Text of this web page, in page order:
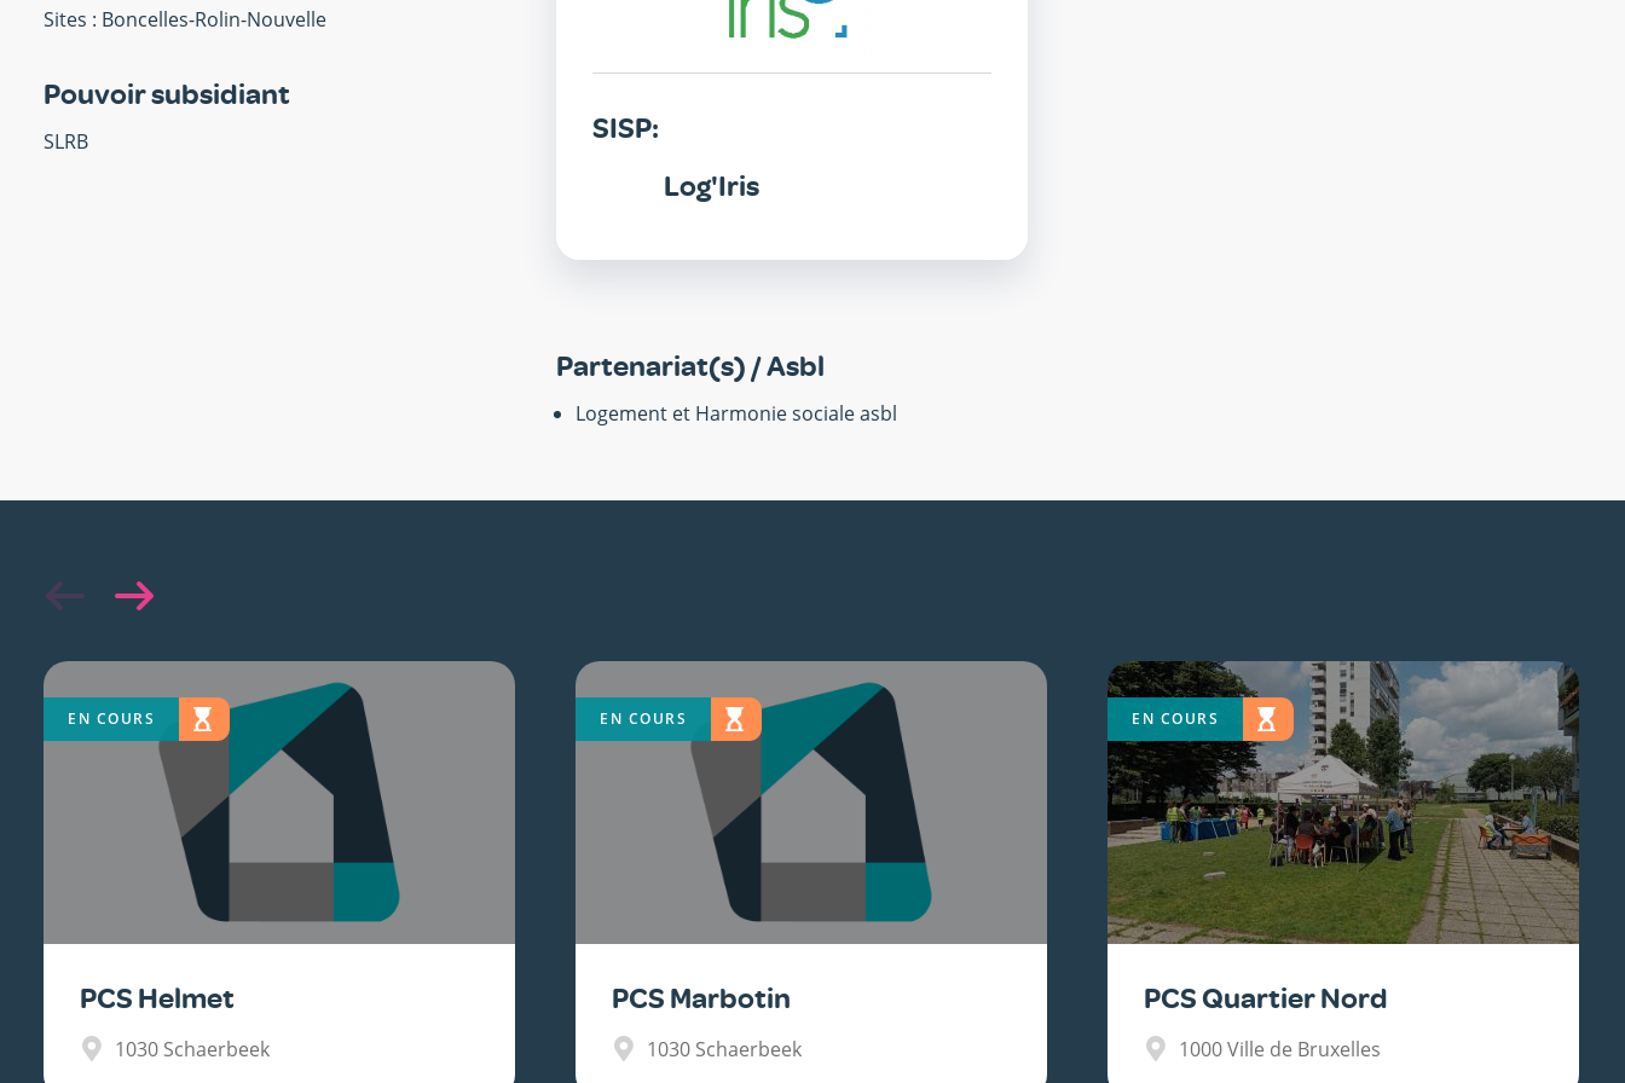
Sites : Boncelles-Rolin-Nouvelle
Pouvoir subsidiant
SLRB
SISP:
Log'Iris
Partenariat(s) / Asbl
Logement et Harmonie sociale asbl
PCS Helmet
1030 Schaerbeek
EN COURS
PCS Marbotin
1030 Schaerbeek
EN COURS
PCS Quartier Nord
1000Ville de Bruxelles
EN COURS